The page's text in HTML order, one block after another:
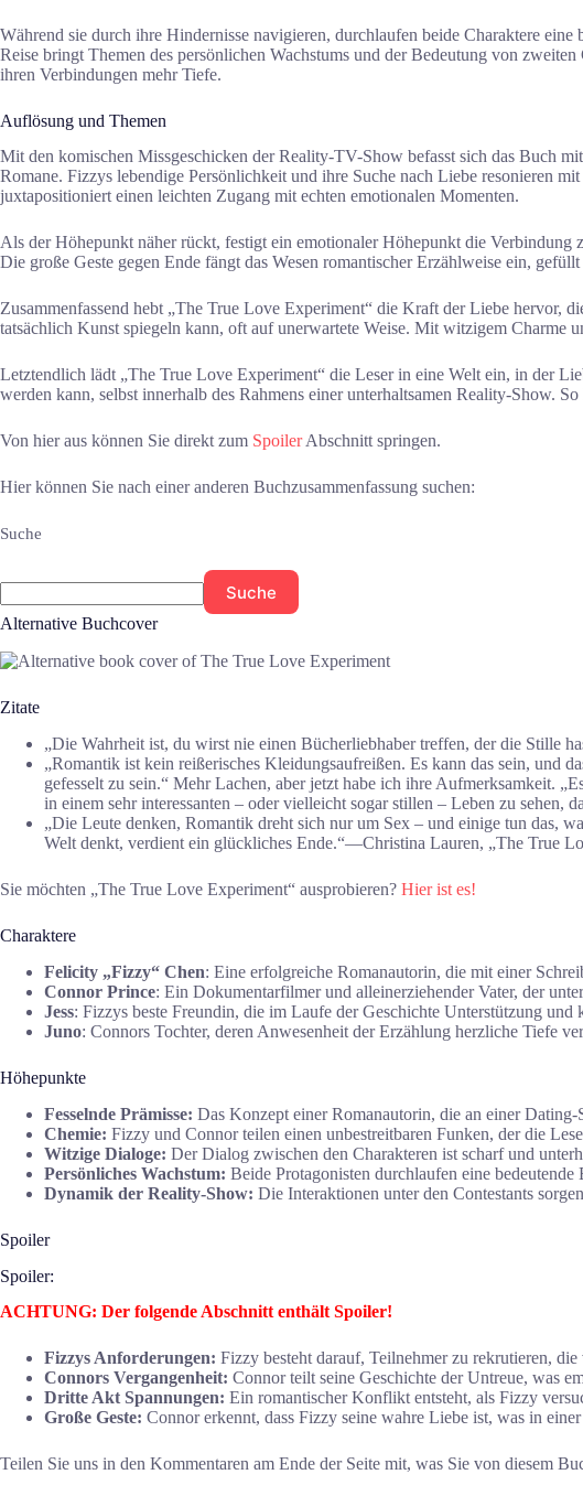
Während sie durch ihre Hindernisse navigieren, durchlaufen beide Charaktere
Reise bringt Themen des persönlichen Wachstums und der Bedeutung von
ihren Verbindungen mehr Tiefe.
Auflösung und Themen
Mit den komischen Missgeschicken der Reality-TV-Show befasst sich das Buch
Romane. Fizzys lebendige Persönlichkeit und ihre Suche nach Liebe resonieren
juxtapositioniert einen leichten Zugang mit echten emotionalen Momenten.
Als der Höhepunkt näher rückt, festigt ein emotionaler Höhepunkt die
Die große Geste gegen Ende fängt das Wesen romantischer Erzählweise ein,
Zusammenfassend hebt „The True Love Experiment“ die Kraft der Liebe hervor,
tatsächlich Kunst spiegeln kann, oft auf unerwartete Weise. Mit witzigem
Letztendlich lädt „The True Love Experiment“ die Leser in eine Welt ein, in der
werden kann, selbst innerhalb des Rahmens einer unterhaltsamen Reality-Show.
Von hier aus können Sie direkt zum SpoilerAbschnitt springen.
Hier können Sie nach einer anderen Buchzusammenfassung suchen:
Suche
Suche
Alternative Buchcover
Zitate
„Die Wahrheit ist, du wirst nie einen Bücherliebhaber treffen, der die Stille
„Romantik ist kein reißerisches Kleidungsaufreißen. Es kann das sein, und
gefesselt zu sein.“ Mehr Lachen, aber jetzt habe ich ihre Aufmerksamkeit.
in einem sehr interessanten – oder vielleicht sogar stillen – Leben zu
„Die Leute denken, Romantik dreht sich nur um Sex – und einige tun das,
Welt denkt, verdient ein glückliches Ende.“―Christina Lauren, „The True
Sie möchten „The True Love Experiment“ ausprobieren? Hier ist es!
Charaktere
Felicity „Fizzy“ Chen: Eine erfolgreiche Romanautorin, die mit einer
Connor Prince: Ein Dokumentarfilmer und alleinerziehender Vater, der
Jess: Fizzys beste Freundin, die im Laufe der Geschichte Unterstützung und
Juno: Connors Tochter, deren Anwesenheit der Erzählung herzliche Tiefe
Höhepunkte
Fesselnde Prämisse: Das Konzept einer Romanautorin, die an einer
Chemie: Fizzy und Connor teilen einen unbestreitbaren Funken, der die
Witzige Dialoge: Der Dialog zwischen den Charakteren ist scharf und
Persönliches Wachstum: Beide Protagonisten durchlaufen eine
Dynamik der Reality-Show: Die Interaktionen unter den Contestants
Spoiler
Spoiler:
ACHTUNG: Der folgende Abschnitt enthält Spoiler!
Fizzys Anforderungen: Fizzy besteht darauf, Teilnehmer zu rekrutieren,
Connors Vergangenheit: Connor teilt seine Geschichte der Untreue, was
Dritte Akt Spannungen: Ein romantischer Konflikt entsteht, als Fizzy
Große Geste: Connor erkennt, dass Fizzy seine wahre Liebe ist, was in
Teilen Sie uns in den Kommentaren am Ende der Seite mit, was Sie von diesem